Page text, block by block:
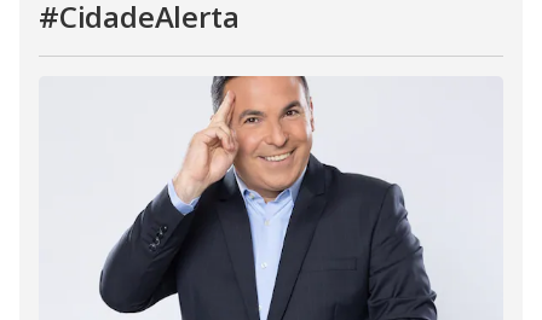
#CidadeAlerta